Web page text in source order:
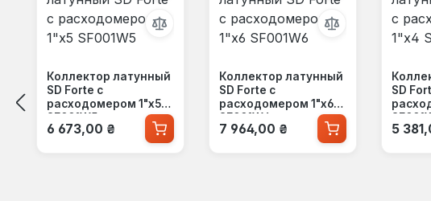
Коллектор латунный
SD Forte с
расходомером 1"х5
SF001W5
Обычная цена:
6 673,00 ₴
Коллектор латунный
SD Forte с
расходомером 1"х6
SF001W6
Обычная цена:
7 964,00 ₴
SD
5